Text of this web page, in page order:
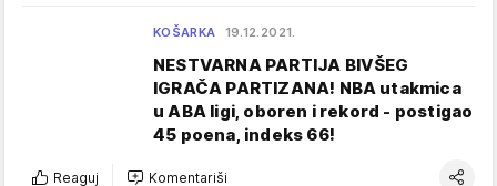
KOŠARKA 19.12.2021.
NESTVARNA PARTIJA BIVŠEG
IGRAČA PARTIZANA! NBA utakmica
u ABA ligi, oboren i rekord - postigao
45 poena, indeks 66!
Reaguj Komentariši